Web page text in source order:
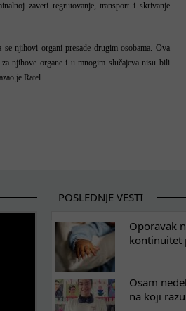
zaveri regrutovanje, transport i skrivanje
njihovi organi presade drugim osobama. Ova
njihove organe i u mnogim slučajeva nisu bili
je Ratel.
POSLEDNJE VESTI
Oporavak
kontinuitet
Osam
na koji